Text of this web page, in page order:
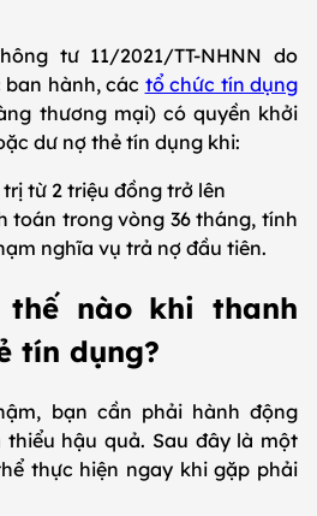
tư 11/2021/TT-NHNN do
hành, các tổ chức tín dụng
thương mại) có quyền khởi
dư nợ thẻ tín dụng khi:
từ 2 triệu đồng trở lên
toán trong vòng 36 tháng, tính
nghĩa vụ trả nợ đầu tiên.
nào khi thanh
tín dụng?
bạn cần phải hành động
hậu quả. Sau đây là một
thực hiện ngay khi gặp phải